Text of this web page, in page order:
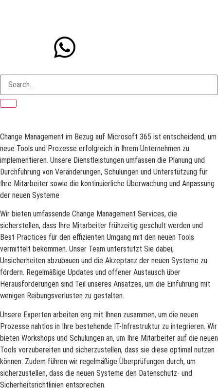
Change Management im Bezug auf Microsoft 365 ist entscheidend, um
neue Tools und Prozesse erfolgreich in Ihrem Unternehmen zu
implementieren. Unsere Dienstleistungen umfassen die Planung und
Durchführung von Veränderungen, Schulungen und Unterstützung für
Ihre Mitarbeiter sowie die kontinuierliche Überwachung und Anpassung
der neuen Systeme
Wir bieten umfassende Change Management Services, die
sicherstellen, dass Ihre Mitarbeiter frühzeitig geschult werden und
Best Practices für den effizienten Umgang mit den neuen Tools
vermittelt bekommen. Unser Team unterstützt Sie dabei,
Unsicherheiten abzubauen und die Akzeptanz der neuen Systeme zu
fördern. Regelmäßige Updates und offener Austausch über
Herausforderungen sind Teil unseres Ansatzes, um die Einführung mit
wenigen Reibungsverlusten zu gestalten.
Unsere Experten arbeiten eng mit Ihnen zusammen, um die neuen
Prozesse nahtlos in Ihre bestehende IT-Infrastruktur zu integrieren. Wir
bieten Workshops und Schulungen an, um Ihre Mitarbeiter auf die neuen
Tools vorzubereiten und sicherzustellen, dass sie diese optimal nutzen
können. Zudem führen wir regelmäßige Überprüfungen durch, um
sicherzustellen, dass die neuen Systeme den Datenschutz- und
Sicherheitsrichtlinien entsprechen.